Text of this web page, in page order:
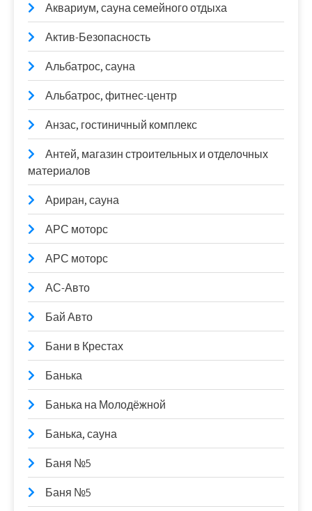
Аквариум, сауна семейного отдыха
Актив-Безопасность
Альбатрос, сауна
Альбатрос, фитнес-центр
Анзас, гостиничный комплекс
Антей, магазин строительных и отделочных
материалов
Ариран, сауна
АРС моторс
АРС моторс
АС-Авто
Бай Авто
Бани в Крестах
Банька
Банька на Молодёжной
Банька, сауна
Баня №5
Баня №5